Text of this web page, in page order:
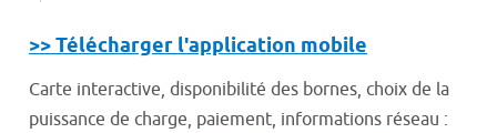
>> Télécharger l'application mobile
Carte interactive, disponibilité des bornes, choix de la
puissance de charge, paiement, informations réseau :